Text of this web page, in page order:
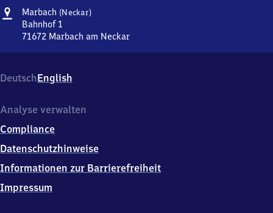
Adresse
Marbach (Neckar)Marbach
Bahnhof 1
71672 Marbach am Neckar
Bahnhof
1,
1
7
2
am
Neckar
DeutschEnglish
Analyse verwalten
Compliance
Datenschutzhinweise
Informationen zur Barrierefreiheit
Impressum